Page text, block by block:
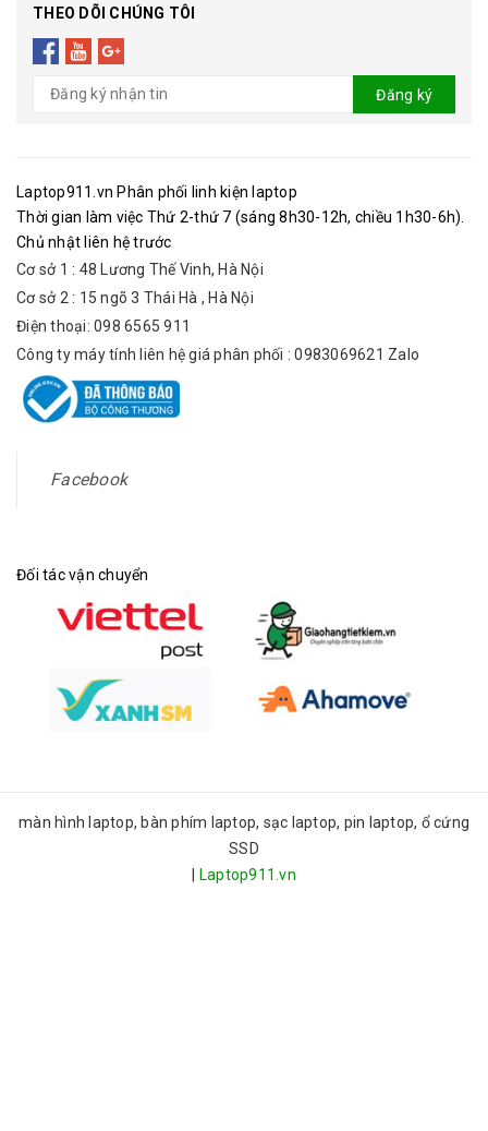
THEO DÕI CHÚNG TÔI
Đăng ký
Laptop911.vn Phân phối linh kiện laptop
Thời gian làm việc Thứ 2-thứ 7 (sáng 8h30-12h, chiều 1h30-6h).
Chủ nhật liên hệ trước
Cơ sở 1 : 48 Lương Thế Vinh, Hà Nội
Cơ sở 2 : 15 ngõ 3 Thái Hà , Hà Nội
Điện thoại: 098 6565 911
Công ty máy tính liên hệ giá phân phối : 0983069621 Zalo
Facebook
Đối tác vận chuyển
màn hình laptop, bàn phím laptop, sạc laptop, pin laptop, ổ cứng
SSD
Laptop911.vn